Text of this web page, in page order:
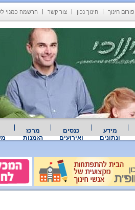
פורום חינוך חינוך נכון צור קשר הרשמה כמנוי
מידע
ונתונים
כנסים
ואירועים
מרכז
הזמנות